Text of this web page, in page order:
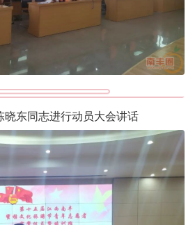
晓东同志进行动员大会讲话